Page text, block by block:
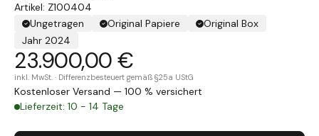
Artikel: Z100404
Ungetragen
Original Papiere
Original Box
Jahr 2024
23.900,00 €
inkl. MwSt. · Differenzbesteuert gemäß §25a UStG
Kostenloser Versand — 100 % versichert
Lieferzeit: 10 - 14 Tage